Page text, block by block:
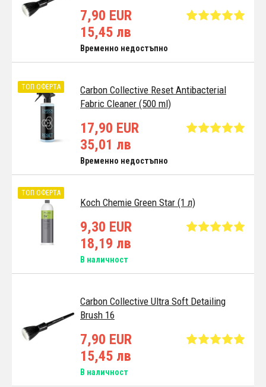
7,90 EUR
15,45 лв
Временно недостъпно
Carbon Collective Reset Antibacterial
Fabric Cleaner (500 ml)
ТОП ОФЕРТА
17,90 EUR
35,01 лв
Временно недостъпно
Koch Chemie Green Star (1 л)
ТОП ОФЕРТА
9,30 EUR
18,19 лв
В наличност
Carbon Collective Ultra Soft Detailing
Brush 16
7,90 EUR
15,45 лв
В наличност